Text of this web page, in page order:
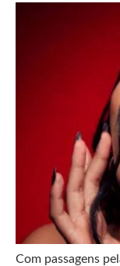
Com passagens